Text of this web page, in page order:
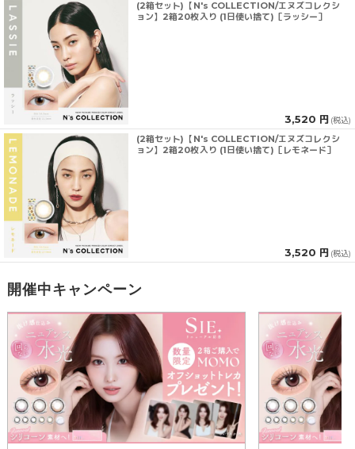
(2箱セット)【N's COLLECTION/エヌズコレクシ
ョン】2箱20枚入り (1日使い捨て)［ラッシー］
3,520 円 (税込)
(2箱セット)【N's COLLECTION/エヌズコレクシ
ョン】2箱20枚入り (1日使い捨て)［レモネード］
3,520 円 (税込)
開催中キャンペーン